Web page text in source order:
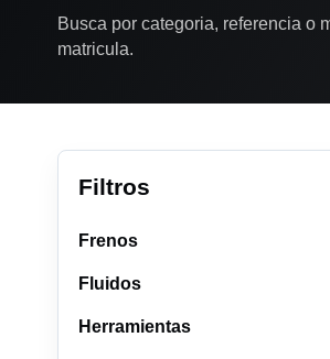
Busca por categoria, referencia o
matricula.
Filtros
Frenos
Fluidos
Herramientas